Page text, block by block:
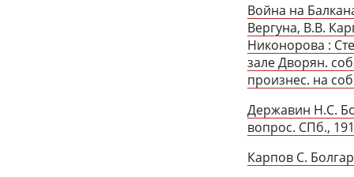
Война на
Вергуна, В.В.
Никонорова :
зале Дворян.
произнес. на
Державин Н.С.
вопрос. СПб.,
Карпов С.